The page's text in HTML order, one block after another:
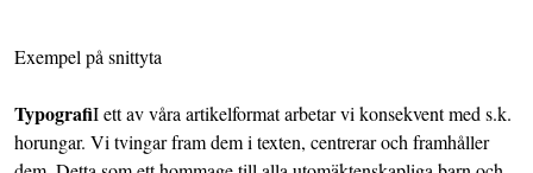
Exempel på snittyta
TypografiI ett av våra artikelformat arbetar vi konsekvent med s.k.
horungar. Vi tvingar fram dem i texten, centrerar och framhåller